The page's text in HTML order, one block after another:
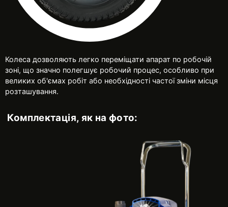
Колеса дозволяють легко переміщати апарат по робочій
зоні, що значно полегшує робочий процес, особливо при
великих об'ємах робіт або необхідності частої зміни місця
розташування.
Комплектація, як на фото: